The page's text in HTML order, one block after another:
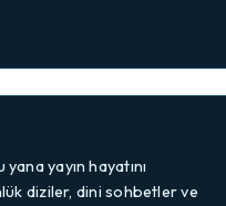
yayın hayatını
diziler, dini sohbetler ve